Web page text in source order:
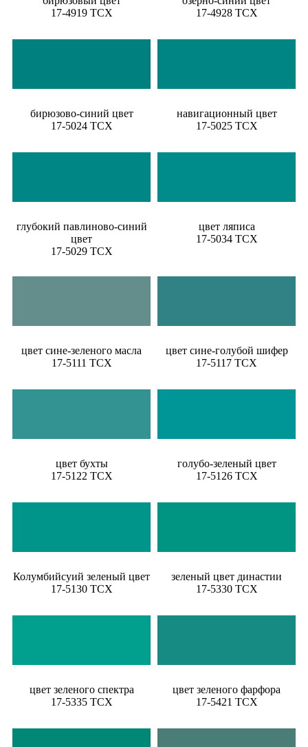
17-4919 TCX
17-4928 TCX
бирюзово-синий цвет
17-5024 TCX
навигационный цвет
17-5025 TCX
глубокий павлиново-синий
цвет
17-5029 TCX
цвет ляписа
17-5034 TCX
цвет сине-зеленого масла
17-5111 TCX
цвет сине-голубой шифер
17-5117 TCX
цвет бухты
17-5122 TCX
голубо-зеленый цвет
17-5126 TCX
Колумбийсуий зеленый цвет
17-5130 TCX
зеленый цвет династии
17-5330 TCX
цвет зеленого спектра
17-5335 TCX
цвет зеленого фарфора
17-5421 TCX